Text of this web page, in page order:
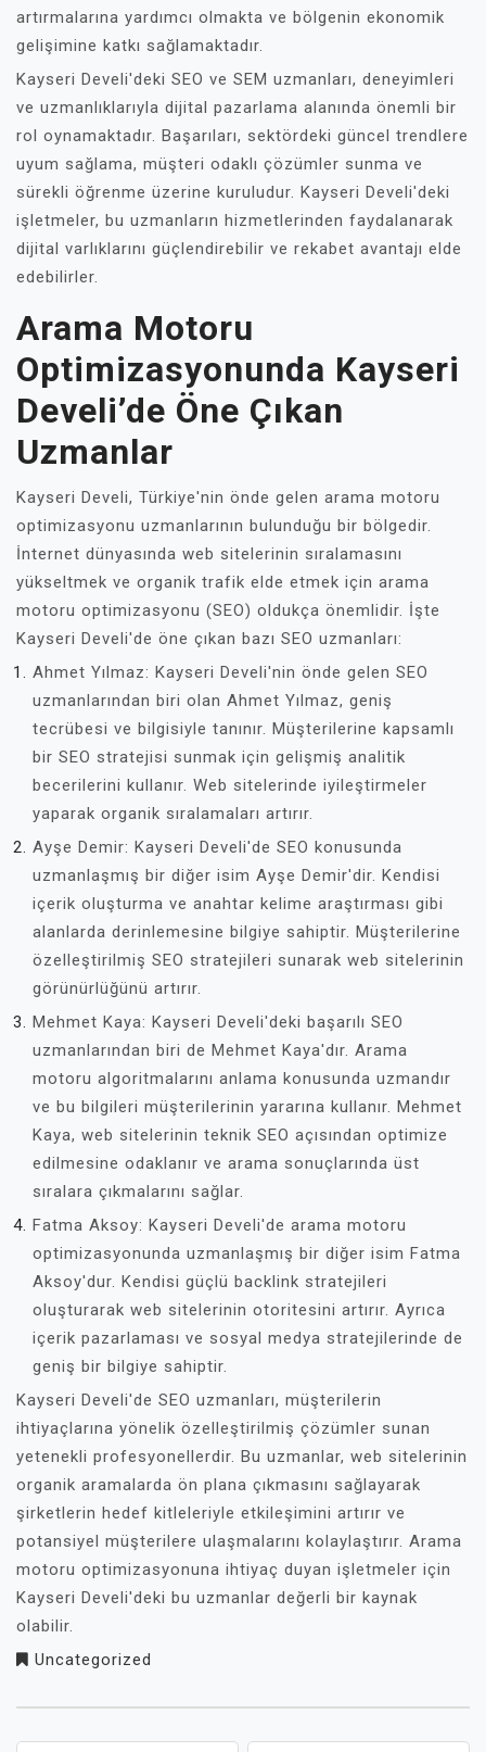
artırmalarına yardımcı olmakta ve bölgenin ekonomik
gelişimine katkı sağlamaktadır.
Kayseri Develi'deki SEO ve SEM uzmanları, deneyimleri
ve uzmanlıklarıyla dijital pazarlama alanında önemli bir
rol oynamaktadır. Başarıları, sektördeki güncel trendlere
uyum sağlama, müşteri odaklı çözümler sunma ve
sürekli öğrenme üzerine kuruludur. Kayseri Develi'deki
işletmeler, bu uzmanların hizmetlerinden faydalanarak
dijital varlıklarını güçlendirebilir ve rekabet avantajı elde
edebilirler.
Arama Motoru
Optimizasyonunda Kayseri
Develi’de Öne Çıkan
Uzmanlar
Kayseri Develi, Türkiye'nin önde gelen arama motoru
optimizasyonu uzmanlarının bulunduğu bir bölgedir.
İnternet dünyasında web sitelerinin sıralamasını
yükseltmek ve organik trafik elde etmek için arama
motoru optimizasyonu (SEO) oldukça önemlidir. İşte
Kayseri Develi'de öne çıkan bazı SEO uzmanları:
Ahmet Yılmaz: Kayseri Develi'nin önde gelen SEO
uzmanlarından biri olan Ahmet Yılmaz, geniş
tecrübesi ve bilgisiyle tanınır. Müşterilerine kapsamlı
bir SEO stratejisi sunmak için gelişmiş analitik
becerilerini kullanır. Web sitelerinde iyileştirmeler
yaparak organik sıralamaları artırır.
Ayşe Demir: Kayseri Develi'de SEO konusunda
uzmanlaşmış bir diğer isim Ayşe Demir'dir. Kendisi
içerik oluşturma ve anahtar kelime araştırması gibi
alanlarda derinlemesine bilgiye sahiptir. Müşterilerine
özelleştirilmiş SEO stratejileri sunarak web sitelerinin
görünürlüğünü artırır.
Mehmet Kaya: Kayseri Develi'deki başarılı SEO
uzmanlarından biri de Mehmet Kaya'dır. Arama
motoru algoritmalarını anlama konusunda uzmandır
ve bu bilgileri müşterilerinin yararına kullanır. Mehmet
Kaya, web sitelerinin teknik SEO açısından optimize
edilmesine odaklanır ve arama sonuçlarında üst
sıralara çıkmalarını sağlar.
Fatma Aksoy: Kayseri Develi'de arama motoru
optimizasyonunda uzmanlaşmış bir diğer isim Fatma
Aksoy'dur. Kendisi güçlü backlink stratejileri
oluşturarak web sitelerinin otoritesini artırır. Ayrıca
içerik pazarlaması ve sosyal medya stratejilerinde de
geniş bir bilgiye sahiptir.
Kayseri Develi'de SEO uzmanları, müşterilerin
ihtiyaçlarına yönelik özelleştirilmiş çözümler sunan
yetenekli profesyonellerdir. Bu uzmanlar, web sitelerinin
organik aramalarda ön plana çıkmasını sağlayarak
şirketlerin hedef kitleleriyle etkileşimini artırır ve
potansiyel müşterilere ulaşmalarını kolaylaştırır. Arama
motoru optimizasyonuna ihtiyaç duyan işletmeler için
Kayseri Develi'deki bu uzmanlar değerli bir kaynak
olabilir.
Uncategorized